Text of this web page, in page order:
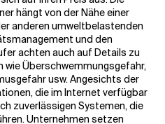
hängt von der Nähe einer
anderen umweltbelastenden
und den
achten auch auf Details zu
wie Überschwemmungsgefahr,
usw. Angesichts der
die im Internet verfügbar
zuverlässigen Systemen, die
Unternehmen setzen